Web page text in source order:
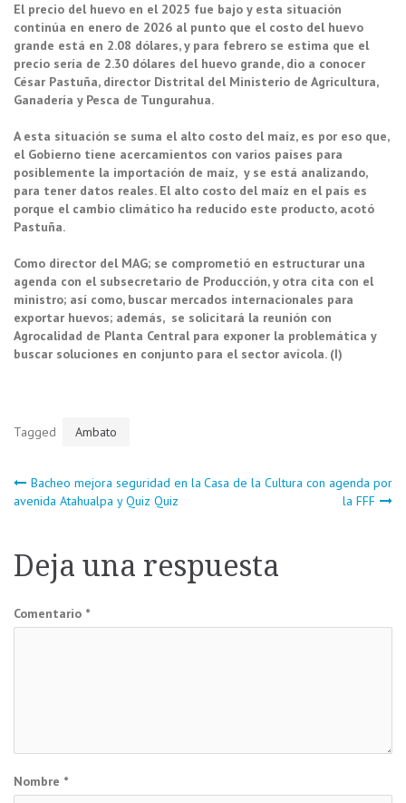
El precio del huevo en el 2025 fue bajo y esta situación
continúa en enero de 2026 al punto que el costo del huevo
grande está en 2.08 dólares, y para febrero se estima que el
precio sería de 2.30 dólares del huevo grande, dio a conocer
César Pastuña, director Distrital del Ministerio de Agricultura,
Ganadería y Pesca de Tungurahua.
A esta situación se suma el alto costo del maíz, es por eso que,
el Gobierno tiene acercamientos con varios países para
posiblemente la importación de maíz, y se está analizando,
para tener datos reales. El alto costo del maíz en el país es
porque el cambio climático ha reducido este producto, acotó
Pastuña.
Como director del MAG; se comprometió en estructurar una
agenda con el subsecretario de Producción, y otra cita con el
ministro; así como, buscar mercados internacionales para
exportar huevos; además, se solicitará la reunión con
Agrocalidad de Planta Central para exponer la problemática y
buscar soluciones en conjunto para el sector avícola. (I)
Tagged Ambato
Navegación
entradas
Bacheo mejora seguridad en la
avenida Atahualpa y Quiz Quiz
Casa de la Cultura con agenda por
la FFF
Deja una respuesta
Comentario *
Nombre *